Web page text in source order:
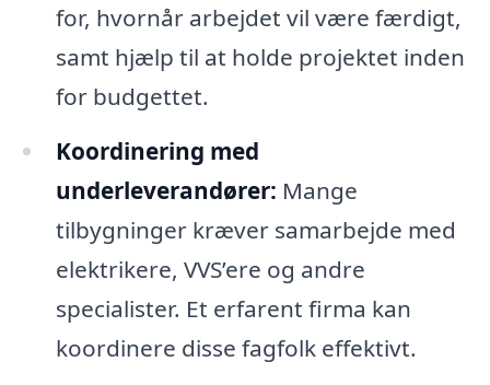
for, hvornår arbejdet vil være færdigt,
samt hjælp til at holde projektet inden
for budgettet.
Koordinering med
underleverandører: Mange
tilbygninger kræver samarbejde med
elektrikere, VVS’ere og andre
specialister. Et erfarent firma kan
koordinere disse fagfolk effektivt.